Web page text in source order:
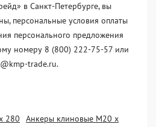
в Санкт-Петербурге, вы
персональные условия оплаты
персонального предложения
номеру 8 (800) 222-75-57 или
trade.ru.
280
Анкеры клиновые М20 х